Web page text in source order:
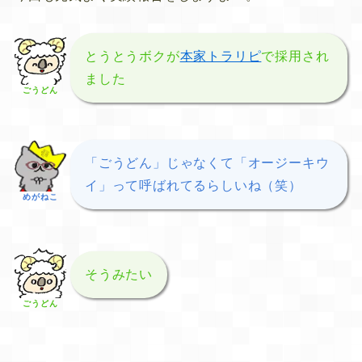
ごうどん
とうとうボクが本家トラリピで採用され
ました
めがねこ
「ごうどん」じゃなくて「オージーキウ
イ」って呼ばれてるらしいね（笑）
ごうどん
そうみたい